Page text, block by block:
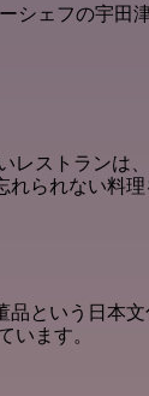
シェフの宇田
レストランは
られない料理
という日本
ます。